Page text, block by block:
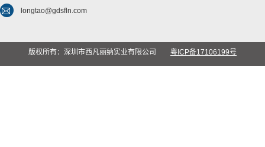
longtao@gdsfln.com
版权所有：深圳市西凡丽纳实业有限公司 粤ICP备17106199号